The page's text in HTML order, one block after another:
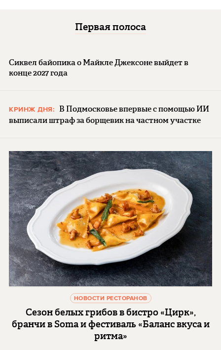
Первая полоса
Сиквел байопика о Майкле Джексоне выйдет в
конце 2027 года
КРИНЖ ДНЯ: В Подмосковье впервые с помощью ИИ
выписали штраф за борщевик на частном участке
НОВОСТИ РЕСТОРАНОВ
Сезон белых грибов в бистро «Цирк»,
бранчи в Soma и фестиваль «Баланс вкуса и
ритма»